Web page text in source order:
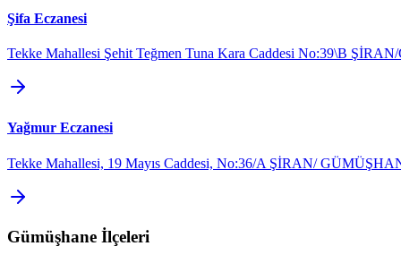
Şifa Eczanesi
Tekke Mahallesi Şehit Teğmen Tuna Kara Caddesi No:39\B
Yağmur Eczanesi
Tekke Mahallesi, 19 Mayıs Caddesi, No:36/A ŞİRAN/
Gümüşhane İlçeleri